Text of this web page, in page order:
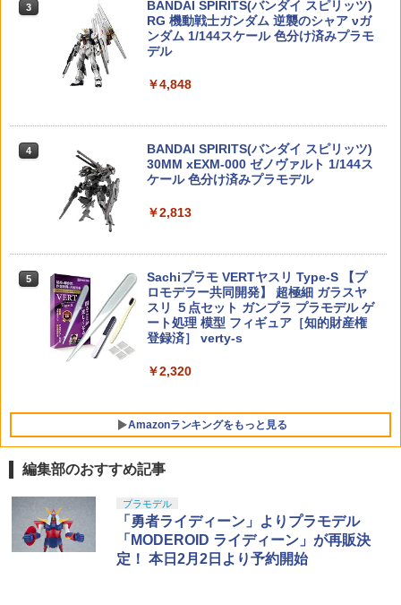
10R】 工作キット
バンダイスピリッツ プラノサウルス JU
け済みプラモデル
メガハウス フィギュア 【4月予約】
￥4,180
【2027年2月発売】[グッズ]
￥4,342
ーベル・スタジオ『デッドプール＆ウル
ヴァリン』映画 コレクション用 15 cm X
-Men アクションフィギュア G2381 正規
品
ブ 指ぬき 指先 フィンガーレス 夏 冬 手
袋 サバイバルゲーム アウトドア 滑り止
め マジック テープ式
ンストリガー (STD M4 AEG) BK 【メー
ル便(ネコポス)可】
ゲームフェイスマスク ハーフメッシュマ
スク フェイス・ガード ダブルバンド ブ
ラック SGM-010 (ブラック, フリー)
￥1,580
［Sale期限限定200円OFF］【デジタル
液晶ディスプレイ】【あす楽 送料無料】
ボタン 省エネ 簡単設定 タイマー コンセ
SS-B)【GB178】 ラジコンパーツ
バルキリー 超時空要塞マクロス VF-1J
バルキリー45th Anniv. 約225mm ABS&
ダイキャスト製 塗装済み可動フィギュア
ツ 呪術廻戦 伏黒甚爾 約155mm PVC&A
BS製 塗装済み可動フィギュア
ツ 攻殻機動隊 THE GHOST IN THE SHE
LL 草薙素子 約140mm PVC&ABS製 塗
装済み可動フィギュア
￥9,618
3
BANDAI SPIRITS(バンダイ スピリッツ)
RG 機動戦士ガンダム 逆襲のシャア νガ
ンダム 1/144スケール 色分け済みプラモ
デル
￥4,848
4
BANDAI SPIRITS(バンダイ スピリッツ)
30MM xEXM-000 ゼノヴァルト 1/144ス
ケール 色分け済みプラモデル
￥2,813
5
Sachiプラモ VERTヤスリ Type-S 【プ
ロモデラー共同開発】 超極細 ガラスヤ
スリ ５点セット ガンプラ プラモデル ゲ
ート処理 模型 フィギュア［知的財産権
登録済］ verty-s
￥2,320
Amazonランキングをもっと見る
東京マルイ(TOKYO MARUI) No.25 コル
ト ガバメント HG 18歳以上エアーHOP
ハンドガン
￥3,384
GSIクレオス Mr.トップコート 水性プレ
ミアムトップコートスプレー 光沢 88ml
ホビー用仕上材 B601
￥748
編集部のおすすめ記事
プラモデル
「勇者ライディーン」よりプラモデル
「MODEROID ライディーン」が再販決
定！ 本日2月2日より予約開始